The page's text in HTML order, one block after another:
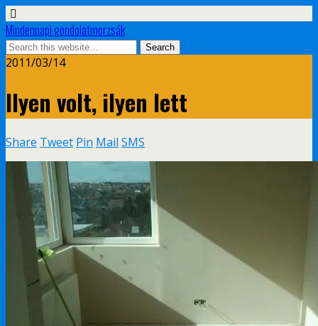
Mindennapi gondolatmorzsák
2011/03/14
Ilyen volt, ilyen lett
Share Tweet Pin Mail SMS